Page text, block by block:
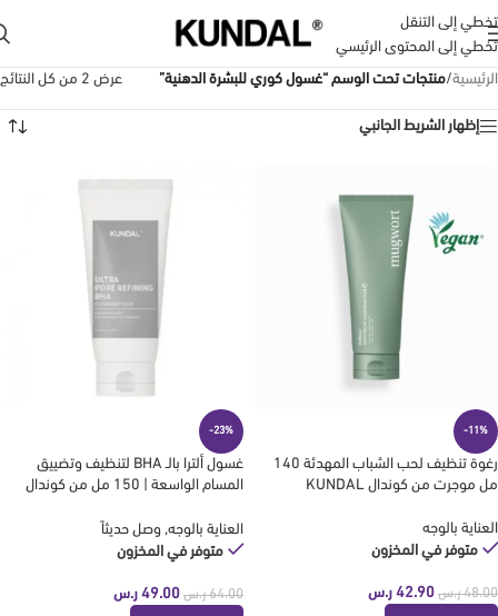
تخطي إلى التنقل
تخطي إلى المحتوى الرئيسي
الرئيسية/منتجات تحت الوسم “غسول كوري للبشرة الدهنية” عرض ⁦2⁩ من كل النتائج
إظهار الشريط الجانبي
-11%
رغوة تنظيف لحب الشباب المهدئة 140
مل موجرت من كوندال KUNDAL
العناية بالوجه
متوفر في المخزون
48.00 ر.س 42.90 ر.س
-23%
غسول ألترا بالـ BHA لتنظيف وتضييق
المسام الواسعة | 150 مل من كوندال
العناية بالوجه, وصل حديثاً
متوفر في المخزون
64.00 ر.س 49.00 ر.س